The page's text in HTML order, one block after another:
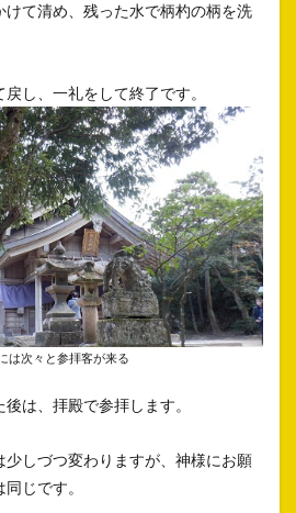
けて清め、残った水で柄杓の柄を洗
し、一礼をして終了です。
は次々と参拝客が来る
は、拝殿で参拝します。
しづつ変わりますが、神様にお願
じです。